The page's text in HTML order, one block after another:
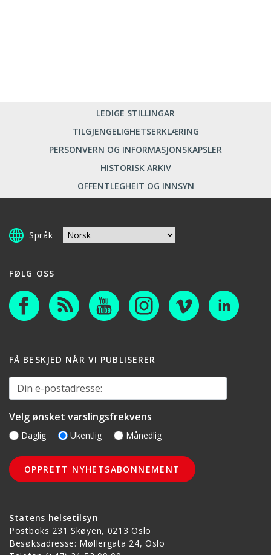
LEDIGE STILLINGAR
TILGJENGELIGHETSERKLÆRING
PERSONVERN OG INFORMASJONSKAPSLER
HISTORISK ARKIV
OFFENTLEGHEIT OG INNSYN
Språk
Statens helsetilsyn
Postboks 231 Skøyen, 0213 Oslo
Besøksadresse: Møllergata 24, Oslo
FØLG OSS
FÅ BESKJED NÅR VI PUBLISERER
Din e-postadresse:
Velg ønsket varslingsfrekvens
Daglig Ukentlig Månedlig